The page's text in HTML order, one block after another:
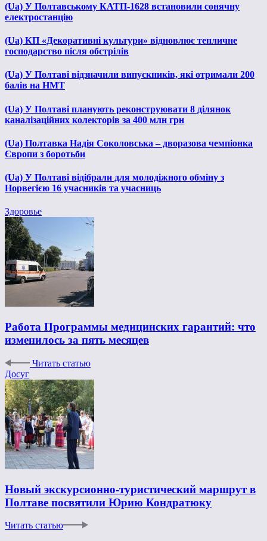
(Ua) У Полтавському КАТП-1628 встановили сонячну
електростанцію
(Ua) КП «Декоративні культури» відновлює тепличне
господарство після обстрілів
(Ua) У Полтаві відзначили випускників, які отримали 200
балів на НМТ
(Ua) У Полтаві планують реконструювати 8 ділянок
каналізаційних колекторів за 400 млн грн
(Ua) Полтавка Надія Соколовська – дворазова чемпіонка
Європи з боротьби
(Ua) У Полтаві відібрали для молодіжного обміну з
Норвегією 16 учасників та учасниць
Здоровье
Работа Программы медицинских гарантий: что
изменилось за пять месяцев
Читать статью
Досуг
Новый экскурсионно-туристический маршрут в
Полтаве посвятили Юрию Кондратюку
Читать статью